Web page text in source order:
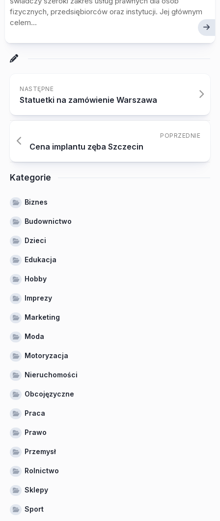
fizycznych, przedsiębiorców oraz instytucji. Jej głównym
celem...
NASTĘPNE
Statuetki na zamówienie Warszawa
POPRZEDNIE
Cena implantu zęba Szczecin
Kategorie
Biznes
Budownictwo
Dzieci
Edukacja
Hobby
Imprezy
Marketing
Moda
Motoryzacja
Nieruchomości
Obcojęzyczne
Praca
Prawo
Przemysł
Rolnictwo
Sklepy
Sport